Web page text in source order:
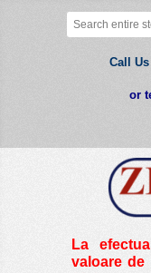
Call Us
or
La
valoare de